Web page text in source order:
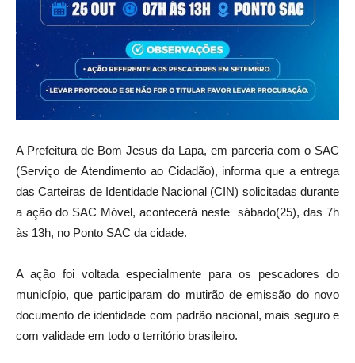
A Prefeitura de Bom Jesus da Lapa, em parceria com o SAC
(Serviço de Atendimento ao Cidadão), informa que a entrega
das Carteiras de Identidade Nacional (CIN) solicitadas durante
a ação do SAC Móvel, acontecerá neste sábado(25), das 7h
às 13h, no Ponto SAC da cidade.
A ação foi voltada especialmente para os pescadores do
município, que participaram do mutirão de emissão do novo
documento de identidade com padrão nacional, mais seguro e
com validade em todo o território brasileiro.